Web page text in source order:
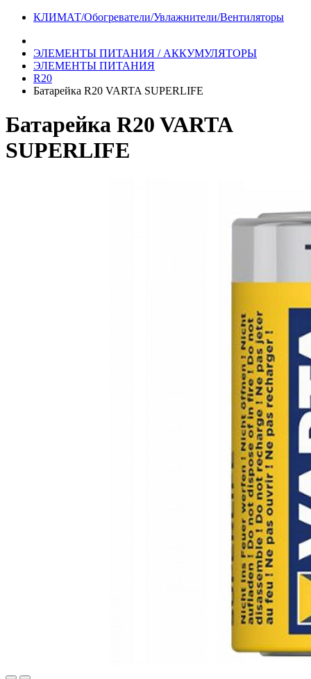
КЛИМАТ/Обогреватели/Увлажнители/Вентиляторы
ЭЛЕМЕНТЫ ПИТАНИЯ / АККУМУЛЯТОРЫ
ЭЛЕМЕНТЫ ПИТАНИЯ
R20
Батарейка R20 VARTA SUPERLIFE
Батарейка R20 VARTA
SUPERLIFE